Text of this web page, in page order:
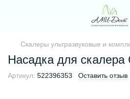
Скалеры ультразвуковые и
Насадка для скалера
Артикул: 522396353 Оставить отзыв